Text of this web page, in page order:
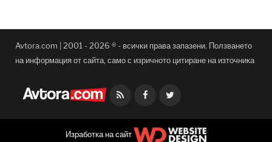
Avtora.com | 2001 - 2026 ® - всички права запазени. Ползването
на информация от сайта, само с изричното цитиране на източника
Facebook
Изработка на сайт